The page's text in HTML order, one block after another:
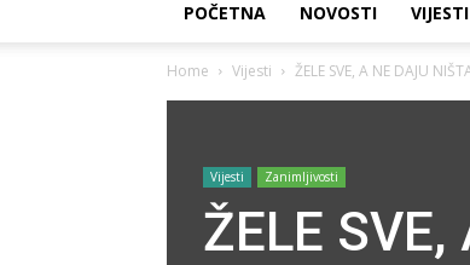
POČETNA NOVOSTI VIJESTI
Home Vijesti ŽELE SVE, A NE DAJU
Vijesti Zanimljivosti
ŽELE